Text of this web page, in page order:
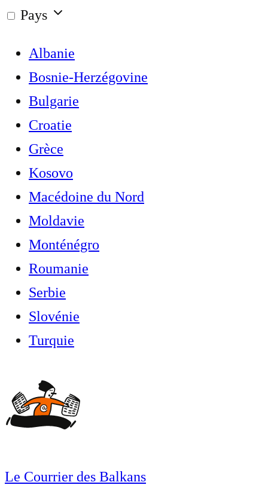
Pays
Albanie
Bosnie-Herzégovine
Bulgarie
Croatie
Grèce
Kosovo
Macédoine du Nord
Moldavie
Monténégro
Roumanie
Serbie
Slovénie
Turquie
Le Courrier des Balkans